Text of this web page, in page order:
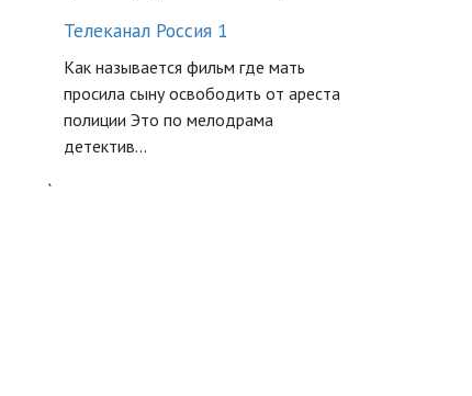
Телеканал Россия 1
Как называется фильм где мать
просила сыну освободить от ареста
полиции Это по мелодрама
детектив...
`